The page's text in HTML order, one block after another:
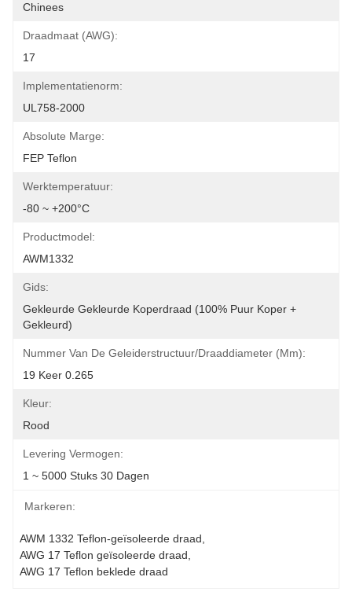
Chinees
Draadmaat (AWG):
17
Implementatienorm:
UL758-2000
Absolute Marge:
FEP Teflon
Werktemperatuur:
-80 ~ +200°C
Productmodel:
AWM1332
Gids:
Gekleurde Gekleurde Koperdraad (100% Puur Koper +
Gekleurd)
Nummer Van De Geleiderstructuur/draaddiameter (mm):
19 Keer 0.265
Kleur:
Rood
Levering Vermogen:
1 ~ 5000 Stuks 30 Dagen
Markeren:
AWM 1332 Teflon-geïsoleerde draad
AWG 17 Teflon geïsoleerde draad
AWG 17 Teflon beklede draad